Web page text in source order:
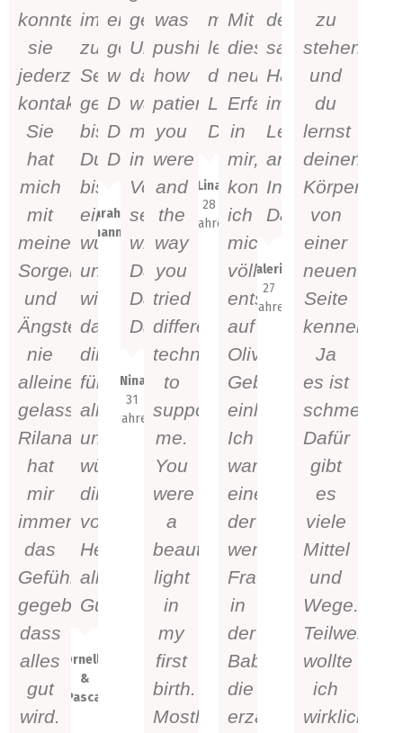
konnte
sie
jederzeit
kontaktieren.
Sie
hat
mich
mit
meinen
Sorgen
und
Ängsten
nie
alleine
gelassen!
Rilana
hat
mir
immer
das
Gefühl
gegeben,
dass
alles
gut
wird.
immer
zur
Seite
gestanden
bist.
Du
bist
einfach
wunderbar
und
wir
danken
dir
für
alles
und
wünschen
dir
von
Herzen
alles
Gute!
Ornella
&
Pascal
entgegen
gebracht
werden.
Danke,
Danke,
Danke!
Sarah &
Johannes
gefühlt.
Und
das
war
mir
im
Vorfeld
sehr
wichtig.
Danke
Danke
Danke!
Nina
31
Jahre
was
pushing
how
patient
you
were
and
the
way
you
tried
different
techniques
to
support
me.
You
were
a
beautiful
light
in
my
first
birth.
Mostly,
mich
leichter
durchs
Leben.
Danke!
Lina
28
Jahre
Mit
dieser
neuen
Erfahrung
in
mir,
konnte
ich
mich
völlig
entspannt
auf
Olivias
Geburt
einlassen.
Ich
war
eine
der
wenigen
Frauen
in
der
Babygruppe,
die
erzählen
deinen
sanften
Händen
im
Leben
anzukommen.
In
Dankbarkeit!
Valerie
27
Jahre
zu
stehen
und
du
lernst
deinen
Körper
von
einer
neuen
Seite
kennen.
Ja
es ist
Dafür
gibt
es
viele
Mittel
und
Wege.
Teilweise
wollte
ich
wirklich